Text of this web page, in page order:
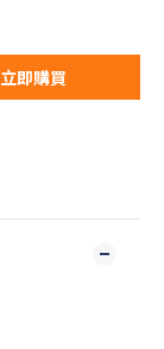
立即購買